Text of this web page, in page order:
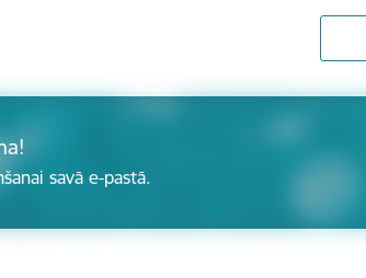
savā e-pastā.